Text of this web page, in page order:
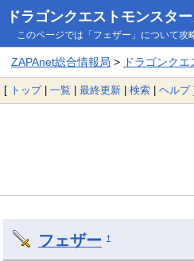
ドラゴンクエストモンスタ
このページでは「フェザー」について攻
ZAPAnet総合情報局 > ドラゴンク
[ トップ| 一覧 | 最終更新 | 検索 | ヘルプ
フェザー †